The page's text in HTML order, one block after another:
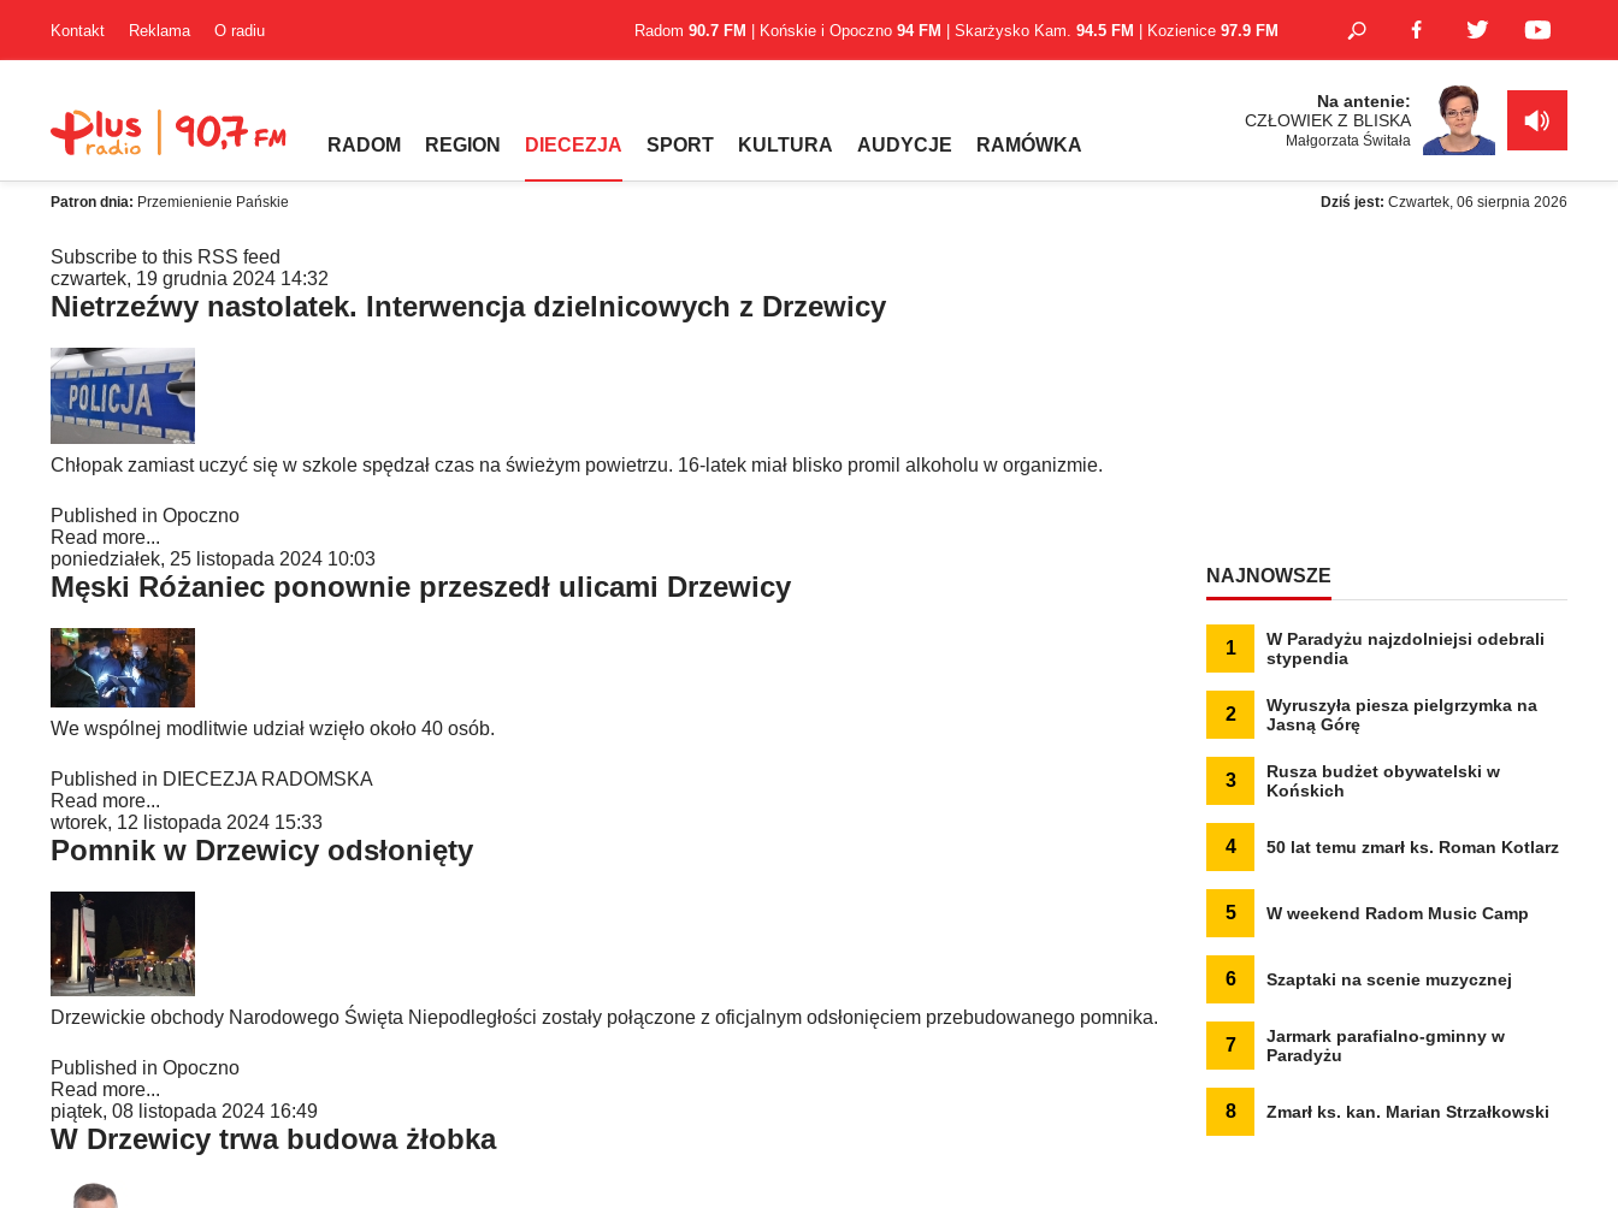
Kontakt Reklama O radiu Radom 90.7 FM | Końskie i Opoczno 94 FM | Skarżysko Kam. 94.5 FM | Kozienice 97.9 FM
RADOM REGION DIECEZJA SPORT KULTURA AUDYCJE RAMÓWKA
Na antenie:
CZŁOWIEK Z BLISKA
Małgorzata Świtała
Patron dnia: Przemienienie Pańskie Dziś jest: Czwartek, 06 sierpnia 2026
Subscribe to this RSS feed
czwartek, 19 grudnia 2024 14:32
Nietrzeźwy nastolatek. Interwencja dzielnicowych z Drzewicy
Chłopak zamiast uczyć się w szkole spędzał czas na świeżym powietrzu. 16-latek miał blisko promil alkoholu w organizmie.
Published in Opoczno
Read more...
poniedziałek, 25 listopada 2024 10:03
Męski Różaniec ponownie przeszedł ulicami Drzewicy
We wspólnej modlitwie udział wzięło około 40 osób.
Published in DIECEZJA RADOMSKA
Read more...
wtorek, 12 listopada 2024 15:33
Pomnik w Drzewicy odsłonięty
Drzewickie obchody Narodowego Święta Niepodległości zostały połączone z oficjalnym odsłonięciem przebudowanego pomnika.
Published in Opoczno
Read more...
piątek, 08 listopada 2024 16:49
W Drzewicy trwa budowa żłobka
NAJNOWSZE
1
W Paradyżu najzdolniejsi odebrali
stypendia
2
Wyruszyła piesza pielgrzymka na
Jasną Górę
3
Rusza budżet obywatelski w
Końskich
4 50 lat temu zmarł ks. Roman Kotlarz
5 W weekend Radom Music Camp
6 Szaptaki na scenie muzycznej
7
Jarmark parafialno-gminny w
Paradyżu
8 Zmarł ks. kan. Marian Strzałkowski